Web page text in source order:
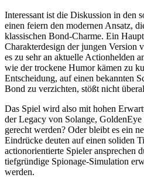
Interessant ist die Diskussion in den
einen feiern den modernen Ansatz,
klassischen Bond-Charme. Ein
Charakterdesign der jungen Version
es zu sehr an aktuelle Actionhelden
wie der trockene Humor kämen zu
Entscheidung, auf einen bekannten
Bond zu verzichten, stößt nicht
Das Spiel wird also mit hohen
der Legacy von Solange,
gerecht werden? Oder bleibt es ein
Eindrücke deuten auf einen soliden
actionorientierte Spieler ansprechen
tiefgründige Spionage-Simulation
werden.